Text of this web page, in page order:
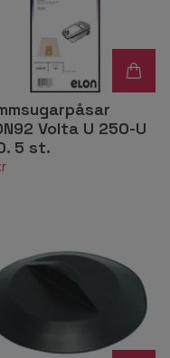
Volta U 250-U
5 st.